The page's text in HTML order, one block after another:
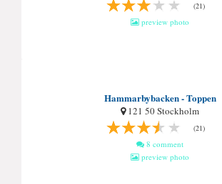
(21)
preview photo
Hammarbybacken - Toppen
121 50 Stockholm
(21)
8 comment
preview photo